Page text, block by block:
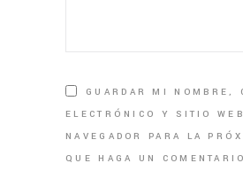
GUARDAR MI NOMBRE,
ELECTRÓNICO Y SITIO
NAVEGADOR PARA LA
QUE HAGA UN